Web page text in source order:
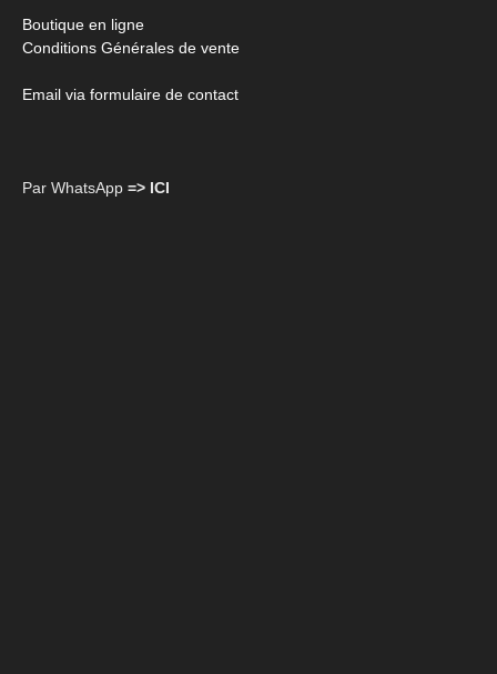
Boutique en ligne
Conditions Générales de vente
Email via formulaire de contact
Par WhatsApp => ICI